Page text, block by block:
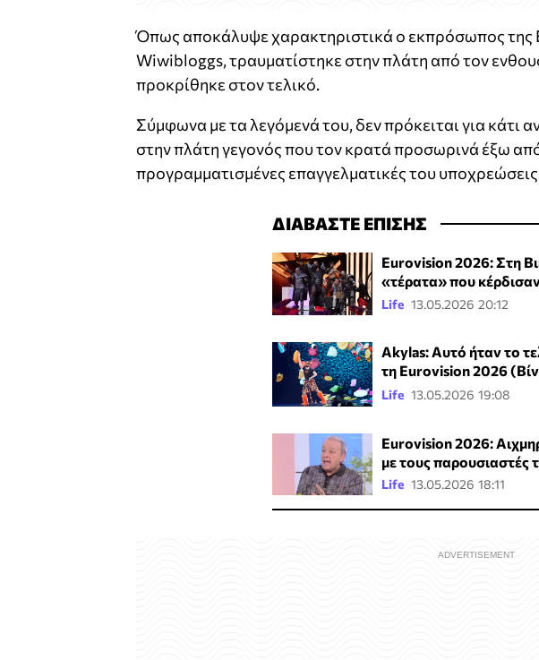
Όπως αποκάλυψε χαρακτηριστικά ο εκπρόσωπος
Wiwibloggs, τραυματίστηκε στην πλάτη από τον
προκρίθηκε στον τελικό.
Σύμφωνα με τα λεγόμενά του, δεν πρόκειται για κάτι
στην πλάτη γεγονός που τον κρατά προσωρινά έξω από
προγραμματισμένες επαγγελματικές του
ΔΙΑΒΑΣΤΕ ΕΠΙΣΗΣ
Eurovision 2026: Στη
«τέρατα» που
Life 13.05.2026 20:12
Akylas: Αυτό ήταν το
τη Eurovision 2026
Life 13.05.2026 19:08
Eurovision 2026:
με τους παρουσιαστές
Life 13.05.2026 18:11